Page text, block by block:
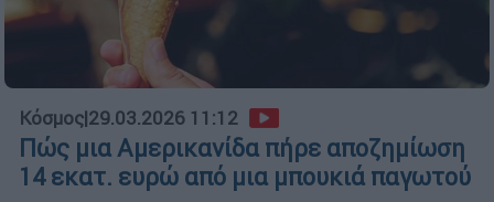
Κόσμος|29.03.2026 11:12
Πώς μια Αμερικανίδα πήρε αποζημίωση
14 εκατ. ευρώ από μια μπουκιά παγωτού